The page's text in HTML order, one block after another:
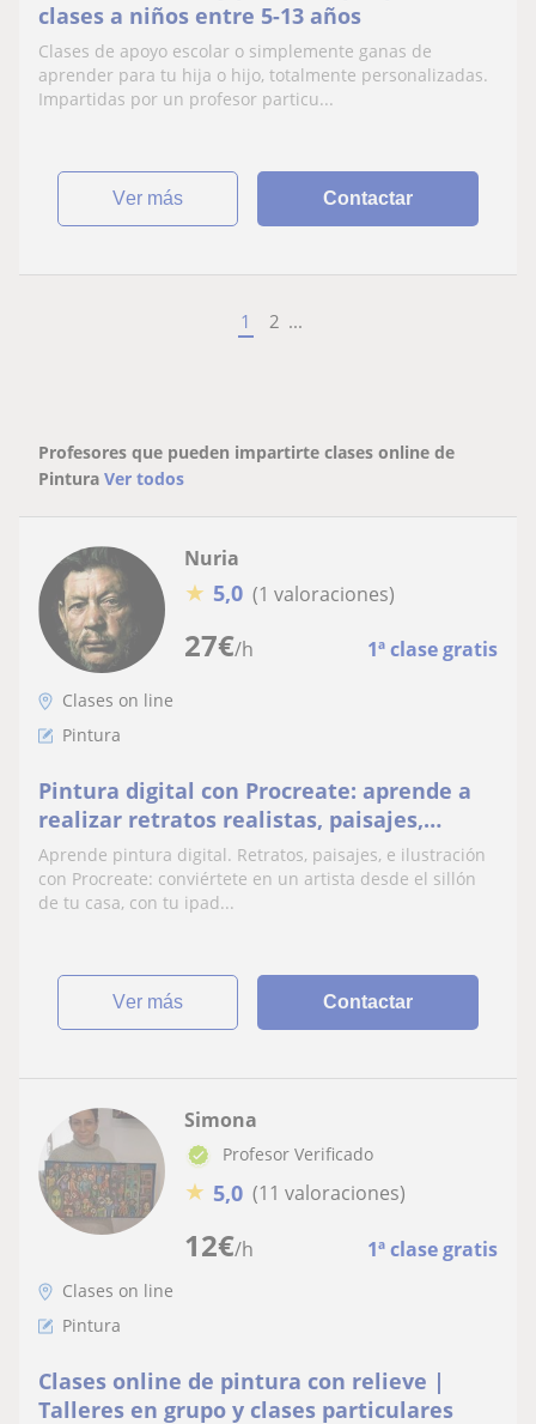
clases a niños entre 5-13 años
Clases de apoyo escolar o simplemente ganas de
aprender para tu hija o hijo, totalmente personalizadas.
Impartidas por un profesor particu...
ver más Contactar
1 2 ...
Profesores que pueden impartirte clases online de
Pintura Ver todos
27€/h 1ª clase gratis
Nuria
★ 5,0 (1 valoraciones)
Clases on line
Pintura
Pintura digital con Procreate: aprende a
realizar retratos realistas, paisajes,
ilustración
Aprende pintura digital. Retratos, paisajes, e ilustración
con Procreate: conviértete en un artista desde el sillón
de tu casa, con tu ipad...
ver más Contactar
12€/h 1ª clase gratis
Simona
Profesor Verificado
★ 5,0 (11 valoraciones)
Clases on line
Pintura
Clases online de pintura con relieve |
Talleres en grupo y clases particulares